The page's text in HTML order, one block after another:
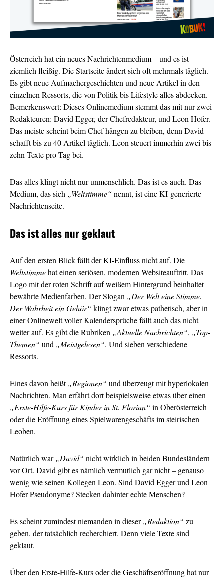
Österreich hat ein neues Nachrichtenmedium – und es ist
ziemlich fleißig. Die Startseite ändert sich oft mehrmals täglich.
Es gibt neue Aufmachergeschichten und neue Artikel in den
einzelnen Ressorts, die von Politik bis Lifestyle alles abdecken.
Bemerkenswert: Dieses Onlinemedium stemmt das mit nur zwei
Redakteuren: David Egger, der Chefredakteur, und Leon Hofer.
Das meiste scheint beim Chef hängen zu bleiben, denn David
schafft bis zu 40 Artikel täglich. Leon steuert immerhin zwei bis
zehn Texte pro Tag bei.
Das alles klingt nicht nur unmenschlich. Das ist es auch. Das
Medium, das sich „Weltstimme“ nennt, ist eine KI-generierte
Nachrichtenseite.
Das ist alles nur geklaut
Auf den ersten Blick fällt der KI-Einfluss nicht auf. Die
Weltstimmehat einen seriösen, modernen Websiteauftritt. Das
Logo mit der roten Schrift auf weißem Hintergrund beinhaltet
bewährte Medienfarben. Der Slogan „Der Welt eine Stimme.
Der Wahrheit ein Gehör“ klingt zwar etwas pathetisch, aber in
einer Onlinewelt voller Kalendersprüche fällt auch das nicht
weiter auf. Es gibt die Rubriken „Aktuelle Nachrichten“, „Top-
Themen“ und „Meistgelesen“. Und sieben verschiedene
Ressorts.
Eines davon heißt„Regionen“ und überzeugt mit hyperlokalen
Nachrichten. Man erfährt dort beispielsweise etwas über einen
„Erste-Hilfe-Kurs für Kinder in St. Florian“ in Oberösterreich
oder die Eröffnung eines Spielwarengeschäfts im steirischen
Leoben.
Natürlich war„David“ nicht wirklich in beiden Bundesländern
vor Ort. David gibt es nämlich vermutlich gar nicht – genauso
wenig wie seinen Kollegen Leon. Sind David Egger und Leon
Hofer Pseudonyme? Stecken dahinter echte Menschen?
Es scheint zumindest niemanden in dieser„Redaktion“ zu
geben, der tatsächlich recherchiert. Denn viele Texte sind
geklaut.
Über den Erste-Hilfe-Kurs oder die Geschäftseröffnung hat nur